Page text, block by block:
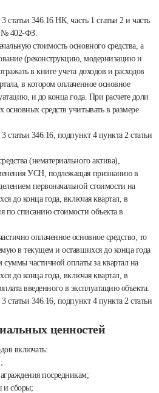
346.16 НК, часть 1 статьи 2 и часть
№ 402-ФЗ.
стоимость основного средства, а
(реконструкцию, модернизацию и
в книге учета доходов и расходов
в котором оплаченное основное
и до конца года. При расчете доли
основных средств учитывать в размере
статьи 346.16, подпункт 4 пункта 2 статьи
(нематериального актива),
УСН, подлежащая признанию в
первоначальной стоимости на
до конца года, включая квартал, в
по списанию стоимости объекта в
оплаченное основное средство, то
в текущем и оставшихся до конца года
суммы частичной оплаты за квартал на
до конца года, включая квартал, в
введенного в эксплуатацию объекта.
статьи 346.16, подпункт 4 пункта 2 статьи
ценностей
включать:
посредникам;
и сборы;